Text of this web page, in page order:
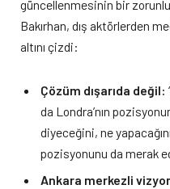
güncellenmesinin bir
Bakırhan, dış aktörlerden
altını çizdi:
Çözüm dışarıda değil:
da Londra’nın
diyeceğini, ne
pozisyonunu da merak
Ankara merkezli